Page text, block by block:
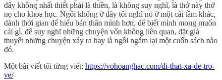
đây không nhất thiết phải là thiền, là không suy nghĩ, là thở này thở
nọ cho khoa học. Ngồi không ở đây tôi nghĩ nó ở một cái tầm khác,
dành thời gian để hiểu bản thân mình hơn, để biết mình mong muốn
cái gì, để suy nghĩ những chuyện vốn không liên quan, đặt giả
thuyết những chuyện xảy ra hay là ngồi ngẫm lại một cuốn sách nào
đó.
Một bài viết tôi từng viết: https://vohoanghac.com/di-that-xa-de-tro-
ve/